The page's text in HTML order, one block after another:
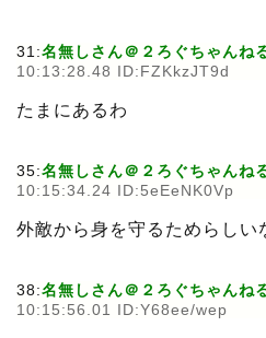
31:名無しさん＠２ろぐちゃんね
10:13:28.48 ID:FZKkzJT9d
たまにあるわ
35:名無しさん＠２ろぐちゃんね
10:15:34.24 ID:5eEeNK0Vp
外敵から身を守るためらしい
38:名無しさん＠２ろぐちゃんね
10:15:56.01 ID:Y68ee/wep